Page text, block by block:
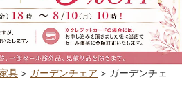
具 > ガーデンチェア > ガーデンチェ